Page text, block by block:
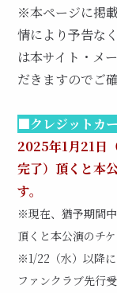
※本ページに掲
情により予告な
は本サイト・メ
だきますのでご
■クレジットカ
2025年1月21日
完了）頂くと本
す。
※現在、猶予期間
頂くと本公演のチ
※1/22（水）以降
ファンクラブ先行